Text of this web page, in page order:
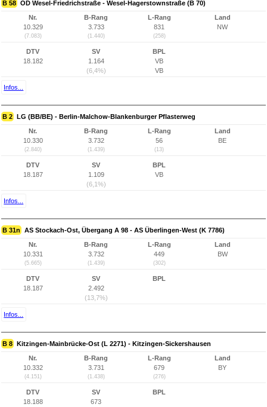
B 58 OD Wesel-Friedrichstraße - Wesel-Hagerstownstraße (B 70)
Nr.
10.329
(7.083)
B-Rang
3.733
(1.440)
L-Rang
831
(258)
Land
NW
DTV
18.182
SV
1.164
(6,4%)
BPL
VB
VB
Infos...
B 2 LG (BB/BE) - Berlin-Malchow-Blankenburger Pflasterweg
Nr.
10.330
(2.840)
B-Rang
3.732
(1.439)
L-Rang
56
(13)
Land
BE
DTV
18.187
SV
1.109
(6,1%)
BPL
VB
Infos...
B 31n AS Stockach-Ost, Übergang A 98 - AS Überlingen-West (K 7786)
Nr.
10.331
(5.665)
B-Rang
3.732
(1.439)
L-Rang
449
(302)
Land
BW
DTV
18.187
SV
2.492
(13,7%)
BPL
Infos...
B 8 Kitzingen-Mainbrücke-Ost (L 2271) - Kitzingen-Sickershausen
Nr.
10.332
(4.151)
B-Rang
3.731
(1.438)
L-Rang
679
(276)
Land
BY
DTV
18.188
SV
673
BPL